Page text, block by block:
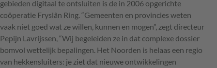
gebieden digitaal te ontsluiten is de in 2006 opgerichte
coöperatie Fryslân Ring. “Gemeenten en provincies weten
vaak niet goed wat ze willen, kunnen en mogen”, zegt directeur
Pepijn Lavrijssen, “Wij begeleiden ze in dat complexe dossier
bomvol wettelijk bepalingen. Het Noorden is helaas een regio
van hekkensluiters: je ziet dat nieuwe ontwikkelingen